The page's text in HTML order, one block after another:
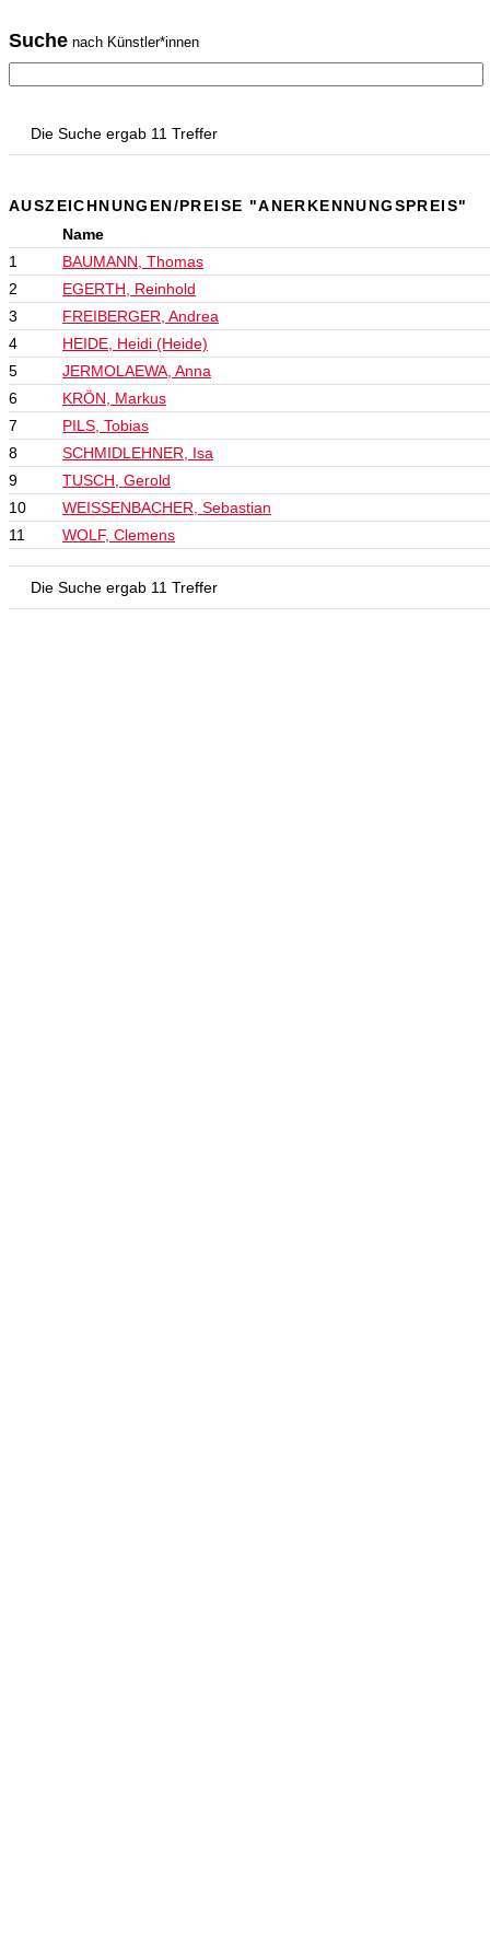
Suche nach Künstler*innen
Die Suche ergab 11 Treffer
AUSZEICHNUNGEN/PREISE "ANERKENNUNGSPREIS"
Name
1
BAUMANN, Thomas
2
EGERTH, Reinhold
3
FREIBERGER, Andrea
4
HEIDE, Heidi (Heide)
5
JERMOLAEWA, Anna
6
KRÖN, Markus
7
PILS, Tobias
8
SCHMIDLEHNER, Isa
9
TUSCH, Gerold
10
WEISSENBACHER, Sebastian
11
WOLF, Clemens
Die Suche ergab 11 Treffer